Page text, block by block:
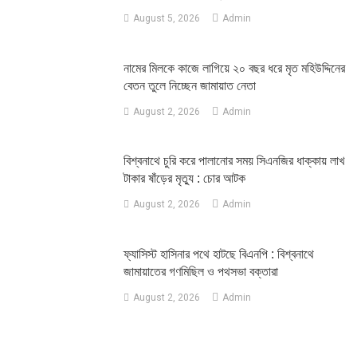
August 5, 2026 Admin
নামের মিলকে কাজে লাগিয়ে ২০ বছর ধরে মৃত মহিউদ্দিনের
বেতন তুলে নিচ্ছেন জামায়াত নেতা
August 2, 2026 Admin
‎বিশ্বনাথে চুরি করে পালানোর সময় সিএনজির ধাক্কায় লাখ
টাকার ষাঁড়ের মৃত্যু : চোর আটক
August 2, 2026 Admin
‎ফ্যাসিস্ট হাসিনার পথে হাটছে বিএনপি : বিশ্বনাথে
জামায়াতের গণমিছিল ও পথসভা বক্তারা
August 2, 2026 Admin